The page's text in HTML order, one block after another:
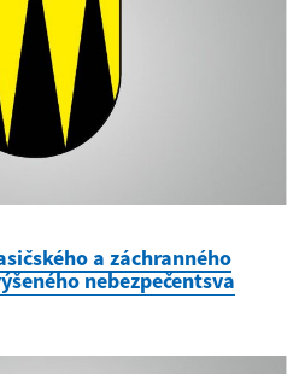
a záchranného
nebezpečentsva